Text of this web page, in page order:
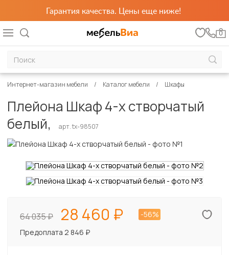
Гарантия качества. Цены еще ниже!
0
Интернет-магазин мебели Каталог мебели Шкафы
Плейона Шкаф 4-х створчатый
белый,
арт. tx-98507
64 035 28 460
-56%
Предоплата 2 846 ₽